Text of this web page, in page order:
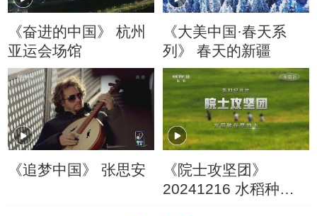
《奋进的中国》 杭州
亚运会场馆
《大美中国·春天系
列》 春天的新疆
《追梦中国》 张思安
《院士攻坚团》
20241216 水稻种在